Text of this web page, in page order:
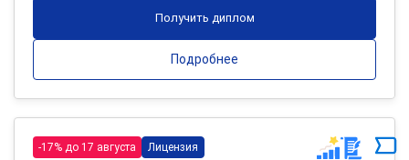
Получить диплом
Подробнее
-17% до 17 августа Лицензия